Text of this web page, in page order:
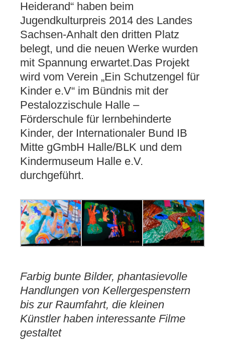
Heiderand“ haben beim
Jugendkulturpreis 2014 des Landes
Sachsen-Anhalt den dritten Platz
belegt, und die neuen Werke wurden
mit Spannung erwartet.Das Projekt
wird vom Verein „Ein Schutzengel für
Kinder e.V“ im Bündnis mit der
Pestalozzischule Halle –
Förderschule für lernbehinderte
Kinder, der Internationaler Bund IB
Mitte gGmbH Halle/BLK und dem
Kindermuseum Halle e.V.
durchgeführt.
Farbig bunte Bilder, phantasievolle
Handlungen von Kellergespenstern
bis zur Raumfahrt, die kleinen
Künstler haben interessante Filme
gestaltet